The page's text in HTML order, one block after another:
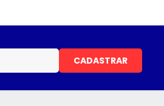
CADASTRAR